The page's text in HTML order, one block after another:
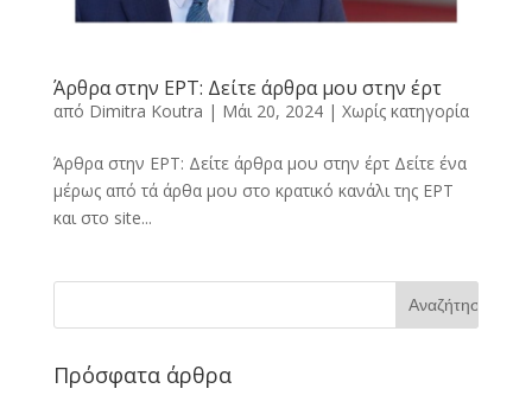
Άρθρα στην ΕΡΤ: Δείτε άρθρα μου στην έρτ
από Dimitra Kοutra | Μάι 20, 2024| Χωρίς κατηγορία
Άρθρα στην ΕΡΤ: Δείτε άρθρα μου στην έρτ Δείτε ένα
μέρως από τά άρθα μου στο κρατικό κανάλι της ΕΡΤ
και στο site...
Πρόσφατα άρθρα